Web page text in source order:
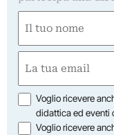
(Required)
First
(Required)
Opzioni
Voglio ricevere
didattica ed eventi
Voglio ricevere